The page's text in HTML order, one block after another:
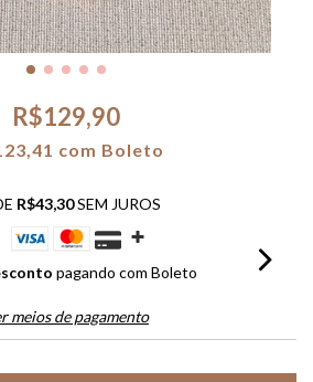
R$129,90
com Boleto
R$43,30SEM JUROS
pagando com Boleto
meios de pagamento